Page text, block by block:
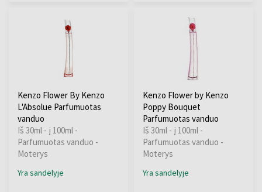
Kenzo Flower By Kenzo
L'Absolue Parfumuotas
vanduo
Iš 30ml - į 100ml -
Parfumuotas vanduo -
Moterys
Yra sandėlyje
Kenzo Flower by Kenzo
Poppy Bouquet
Parfumuotas vanduo
Iš 30ml - į 100ml -
Parfumuotas vanduo -
Moterys
Yra sandėlyje